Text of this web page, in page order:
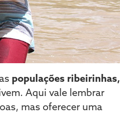
populações ribeirinhas,
Aqui vale lembrar
mas oferecer uma